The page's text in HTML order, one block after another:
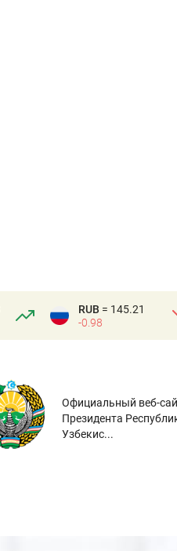
RUB = 145.21
-0.98
Официальный веб-
Президента
Узбекис...